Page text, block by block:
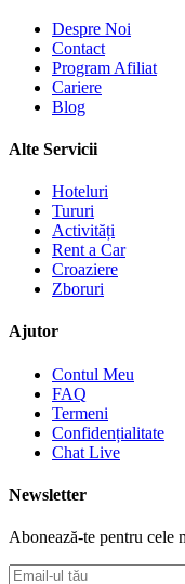
Despre Noi
Contact
Program Afiliat
Cariere
Blog
Alte Servicii
Hoteluri
Tururi
Activități
Rent a Car
Croaziere
Zboruri
Ajutor
Contul Meu
FAQ
Termeni
Confidențialitate
Chat Live
Newsletter
Abonează-te pentru cele